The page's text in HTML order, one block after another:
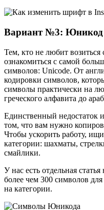
Вариант №3: Юникод
Тем, кто не любит
ознакомиться с самой
символов: Unicode. От
кодировки символов,
символы практически на
греческого алфавита до
Единственный недостаток
том, что вам нужно
Чтобы ускорить работу,
категории: шахматы,
смайлики.
У нас есть отдельная
более чем 300 символов
на категории.